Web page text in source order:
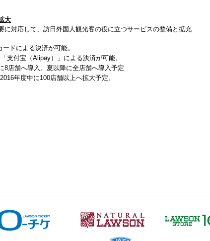
大
に対応して、訪日外国人観光客の役に立つサービスの整備と拡充
ドによる決済が可能。
支付宝（Alipay）」による決済が可能。
8店舗へ導入。夏以降に全店舗へ導入予定
年度中に100店舗以上へ拡大予定。